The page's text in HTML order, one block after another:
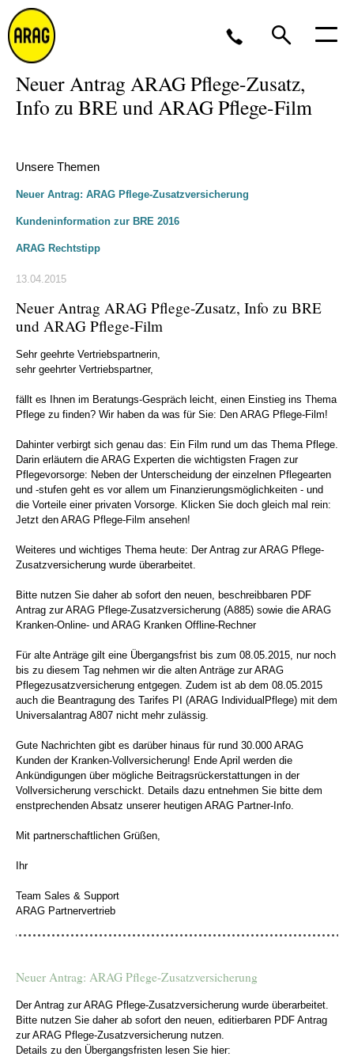
Montag - Donnerstag 09 - 17 Uhr<br />Freitag 9 - 16
Neuer Antrag ARAG Pflege-Zusatz,
Info zu BRE und ARAG Pflege-Film
Unsere Themen
Neuer Antrag: ARAG Pflege-Zusatzversicherung
Kundeninformation zur BRE 2016
ARAG Rechtstipp
13.04.2015
Neuer Antrag ARAG Pflege-Zusatz, Info zu BRE
und ARAG Pflege-Film
Sehr geehrte Vertriebspartnerin,
sehr geehrter Vertriebspartner,
fällt es Ihnen im Beratungs-Gespräch leicht, einen Einstieg ins Thema
Pflege zu finden? Wir haben da was für Sie: Den ARAG Pflege-Film!
Dahinter verbirgt sich genau das: Ein Film rund um das Thema Pflege.
Darin erläutern die ARAG Experten die wichtigsten Fragen zur
Pflegevorsorge: Neben der Unterscheidung der einzelnen Pflegearten
und -stufen geht es vor allem um Finanzierungsmöglichkeiten - und
die Vorteile einer privaten Vorsorge. Klicken Sie doch gleich mal rein:
Jetzt den ARAG Pflege-Film ansehen!
Weiteres und wichtiges Thema heute: Der Antrag zur ARAG Pflege-
Zusatzversicherung wurde überarbeitet.
Bitte nutzen Sie daher ab sofort den neuen, beschreibbaren PDF
Antrag zur ARAG Pflege-Zusatzversicherung (A885) sowie die ARAG
Kranken-Online- und ARAG Kranken Offline-Rechner
Für alte Anträge gilt eine Übergangsfrist bis zum 08.05.2015, nur noch
bis zu diesem Tag nehmen wir die alten Anträge zur ARAG
Pflegezusatzversicherung entgegen. Zudem ist ab dem 08.05.2015
auch die Beantragung des Tarifes PI (ARAG IndividualPflege) mit dem
Universalantrag A807 nicht mehr zulässig.
Gute Nachrichten gibt es darüber hinaus für rund 30.000 ARAG
Kunden der Kranken-Vollversicherung! Ende April werden die
Ankündigungen über mögliche Beitragsrückerstattungen in der
Vollversicherung verschickt. Details dazu entnehmen Sie bitte dem
enstprechenden Absatz unserer heutigen ARAG Partner-Info.
Mit partnerschaftlichen Grüßen,
Ihr
Team Sales & Support
ARAG Partnervertrieb
Neuer Antrag: ARAG Pflege-Zusatzversicherung
Der Antrag zur ARAG Pflege-Zusatzversicherung wurde überarbeitet.
Bitte nutzen Sie daher ab sofort den neuen, editierbaren PDF Antrag
zur ARAG Pflege-Zusatzversicherung nutzen.
Details zu den Übergangsfristen lesen Sie hier: